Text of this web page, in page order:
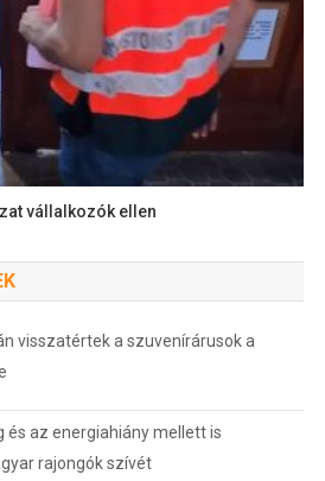
vállalkozók ellen
visszatértek a szuvenírárusok a
és az energiahiány mellett is
rajongók szívét